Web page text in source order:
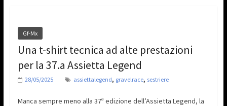
Gf-Mx
Una t-shirt tecnica ad alte prestazioni
per la 37.a Assietta Legend
28/05/2025 assiettalegend, gravelrace, sestriere
Manca sempre meno alla 37ª edizione dell’Assietta Legend, la